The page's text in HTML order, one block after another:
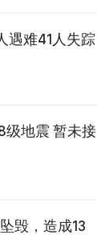
遇难41人失踪
级地震 暂未接
毁，造成13